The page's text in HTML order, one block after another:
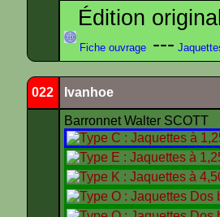
Édition
Fiche ouvrage ---
022 Ivanhoe
Barronnet Walter SCOTT